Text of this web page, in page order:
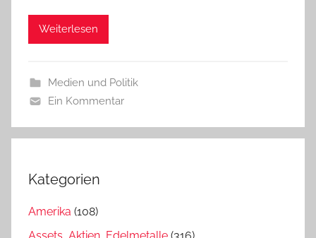
Weiterlesen
Medien und Politik
Ein Kommentar
Kategorien
Amerika (108)